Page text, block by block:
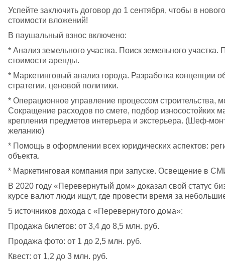
Успейте заключить договор до 1 сентября, чтобы в
стоимости вложений!
В паушальный взнос включено:
* Анализ земельного участка. Поиск земельного
стоимости аренды.
* Маркетинговый анализ города. Разработка концепции
стратегии, ценовой политики.
* Операционное управление процессом строительства,
Сокращение расходов по смете, подбор износостойких
крепления предметов интерьера и экстерьера. (Шеф-
желанию)
* Помощь в оформлении всех юридических аспектов:
объекта.
* Маркетинговая компания при запуске. Освещение в
В 2020 году «Перевернутый дом» доказал свой статус
курсе валют люди ищут, где провести время за
5 источников дохода с «Перевернутого дома»:
Продажа билетов: от 3,4 до 8,5 млн. руб.
Продажа фото: от 1 до 2,5 млн. руб.
Квест: от 1,2 до 3 млн. руб.